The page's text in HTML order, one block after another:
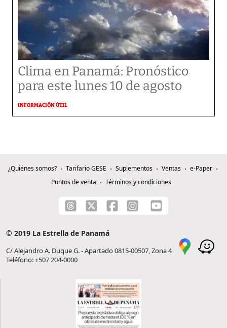
Clima en Panamá: Pronóstico
para este lunes 10 de agosto
INFORMACIÓN ÚTIL
¿Quiénes somos? Tarifario GESE Suplementos Ventas
e-Paper
Puntos de venta
Términos y condiciones
© 2019 La Estrella de Panamá
C/ Alejandro A. Duque G. - Apartado 0815-00507, Zona 4
Teléfono: +507 204-0000